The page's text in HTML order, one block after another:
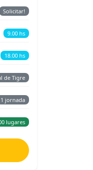
Solicitar!
9.00 hs
18.00 hs
de Tigre
1 jornada
lugares